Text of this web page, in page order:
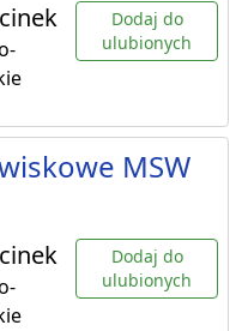
Dodaj do
ulubionych
MSW
Dodaj do
ulubionych